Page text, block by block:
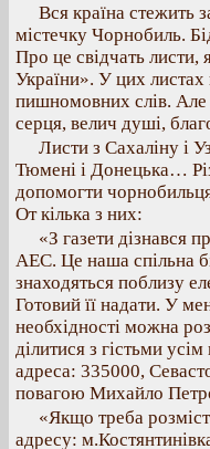
Вся країна стежить
містечку Чорнобиль.
Про це свідчать листи,
України». У цих
пишномовних слів. Але
серця, велич душі,
Листи з Сахаліну і
Тюмені і Донецька…
допомогти
От кілька з них:
«З газети дізнався
АЕС. Це наша спільна
знаходяться поблизу
Готовий її надати. У
необхідності можна
ділитися з гістьми
адреса: 335000,
повагою Михайло
«Якщо треба
адресу: